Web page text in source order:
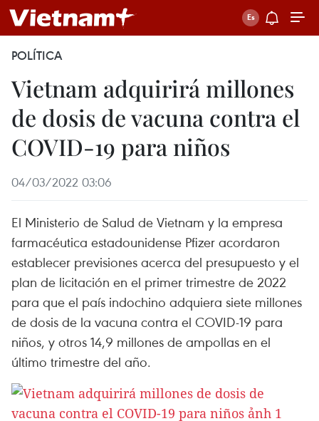
POLÍTICA
Vietnam adquirirá millones
de dosis de vacuna contra el
COVID-19 para niños
04/03/2022 03:06
El Ministerio de Salud de Vietnam y la empresa
farmacéutica estadounidense Pfizer acordaron
establecer previsiones acerca del presupuesto y el
plan de licitación en el primer trimestre de 2022
para que el país indochino adquiera siete millones
de dosis de la vacuna contra el COVID-19 para
niños, y otros 14,9 millones de ampollas en el
último trimestre del año.